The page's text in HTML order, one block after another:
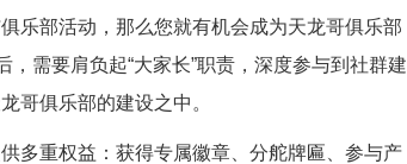
乐部活动，那么您就有机会成为天龙哥俱乐部
需要肩负起“大家长”职责，深度参与到社群建
哥俱乐部的建设之中。
多重权益：获得专属徽章、分舵牌匾、参与产